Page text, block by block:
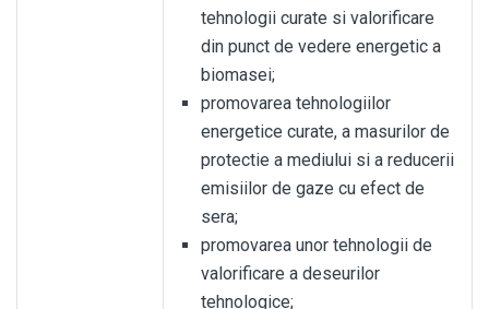
tehnologii curate si valorificare
din punct de vedere energetic a
biomasei;
promovarea tehnologiilor
energetice curate, a masurilor de
protectie a mediului si a reducerii
emisiilor de gaze cu efect de
sera;
promovarea unor tehnologii de
valorificare a deseurilor
tehnologice;